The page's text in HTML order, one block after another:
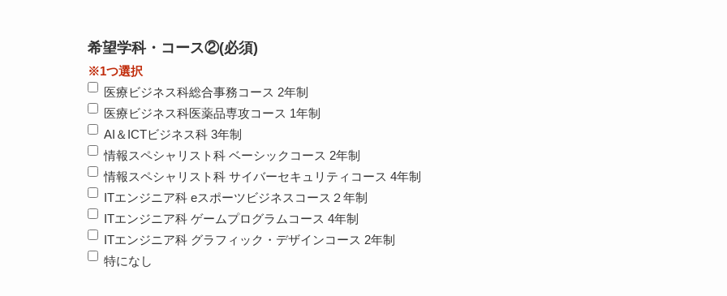
希望学科・コース②(必須)
※1つ選択
医療ビジネス科総合事務コース 2年制
医療ビジネス科医薬品専攻コース 1年制
AI＆ICTビジネス科 3年制
情報スペシャリスト科 ベーシックコース 2年制
情報スペシャリスト科 サイバーセキュリティコース 4年制
ITエンジニア科 eスポーツビジネスコース２年制
ITエンジニア科 ゲームプログラムコース 4年制
ITエンジニア科 グラフィック・デザインコース 2年制
特になし